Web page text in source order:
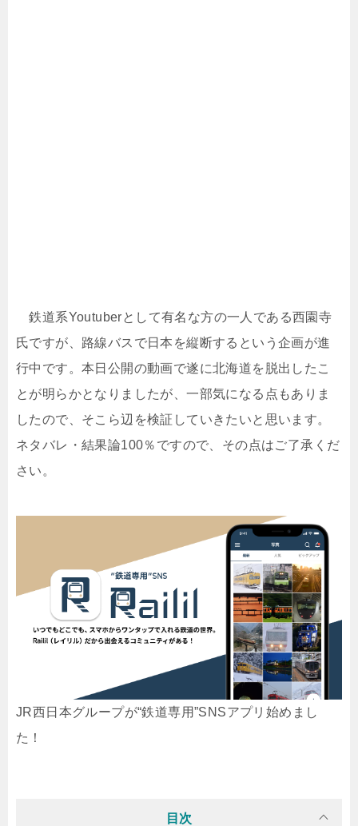
鉄道系Youtuberとして有名な方の一人である西園寺
氏ですが、路線バスで日本を縦断するという企画が進
行中です。本日公開の動画で遂に北海道を脱出したこ
とが明らかとなりましたが、一部気になる点もありま
したので、そこら辺を検証していきたいと思います。
ネタバレ・結果論100％ですので、その点はご了承くだ
さい。
JR西日本グループが“鉄道専用”SNSアプリ始めまし
た！
目次